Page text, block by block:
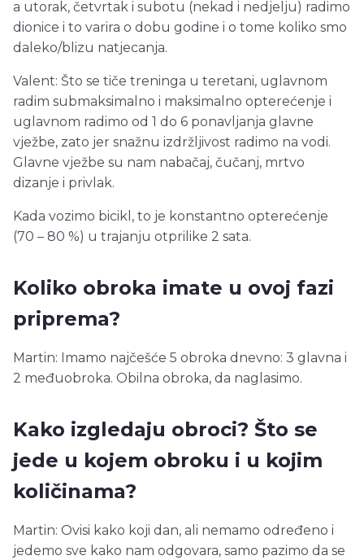
a utorak, četvrtak i subotu (nekad i nedjelju) radimo
dionice i to varira o dobu godine i o tome koliko smo
daleko/blizu natjecanja.
Valent: Što se tiče treninga u teretani, uglavnom
radim submaksimalno i maksimalno opterećenje i
uglavnom radimo od 1 do 6 ponavljanja glavne
vježbe, zato jer snažnu izdržljivost radimo na vodi.
Glavne vježbe su nam nabačaj, čučanj, mrtvo
dizanje i privlak.
Kada vozimo bicikl, to je konstantno opterećenje
(70 – 80 %) u trajanju otprilike 2 sata.
Koliko obroka imate u ovoj fazi
priprema?
Martin: Imamo najčešće 5 obroka dnevno: 3 glavna i
2 međuobroka. Obilna obroka, da naglasimo.
Kako izgledaju obroci? Što se
jede u kojem obroku i u kojim
količinama?
Martin: Ovisi kako koji dan, ali nemamo određeno i
jedemo sve kako nam odgovara, samo pazimo da se